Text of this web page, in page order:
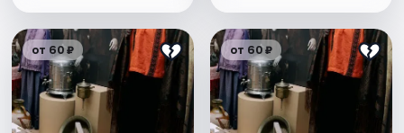
от 60 ₽ от 60 ₽